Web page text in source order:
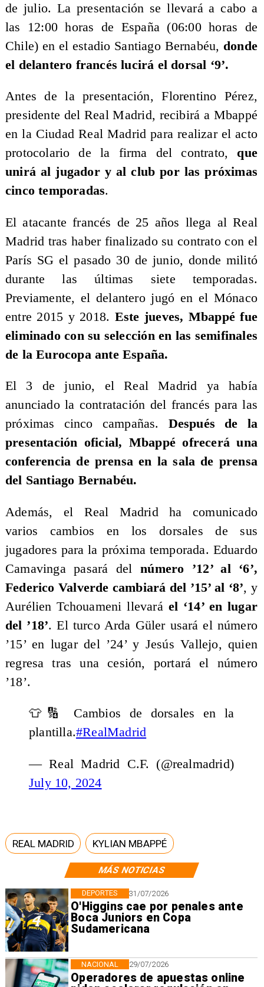
MÁS NOTICIAS
31/07/2026
O'Higgins cae por penales ante
Boca Juniors en Copa
Sudamericana
DEPORTES
29/07/2026
Operadores de apuestas online
NACIONAL
de julio. La presentación se llevará a cabo a
las 12:00 horas de España (06:00 horas de
Chile) en el estadio Santiago Bernabéu, donde
el delantero francés lucirá el dorsal ‘9’.
Antes de la presentación, Florentino Pérez,
presidente del Real Madrid, recibirá a Mbappé
en la Ciudad Real Madrid para realizar el acto
protocolario de la firma del contrato, que
unirá al jugador y al club por las próximas
cinco temporadas.
El atacante francés de 25 años llega al Real
Madrid tras haber finalizado su contrato con el
París SG el pasado 30 de junio, donde militó
durante las últimas siete temporadas.
Previamente, el delantero jugó en el Mónaco
entre 2015 y 2018. Este jueves, Mbappé fue
eliminado con su selección en las semifinales
de la Eurocopa ante España.
El 3 de junio, el Real Madrid ya había
anunciado la contratación del francés para las
próximas cinco campañas. Después de la
presentación oficial, Mbappé ofrecerá una
conferencia de prensa en la sala de prensa
del Santiago Bernabéu.
Además, el Real Madrid ha comunicado
varios cambios en los dorsales de sus
jugadores para la próxima temporada. Eduardo
Camavinga pasará delnúmero ’12’ al ‘6’,
Federico Valverde cambiará del ’15’ al ‘8’, y
Aurélien Tchouameni llevará el ‘14’ en lugar
del ’18’. El turco Arda Güler usará el número
’15’ en lugar del ’24’ y Jesús Vallejo, quien
regresa tras una cesión, portará el número
’18’.
👕🔢 Cambios de dorsales en la
plantilla.#RealMadrid
— Real Madrid C.F. (@realmadrid)
July 10, 2024
REAL MADRID KYLIAN MBAPPÉ